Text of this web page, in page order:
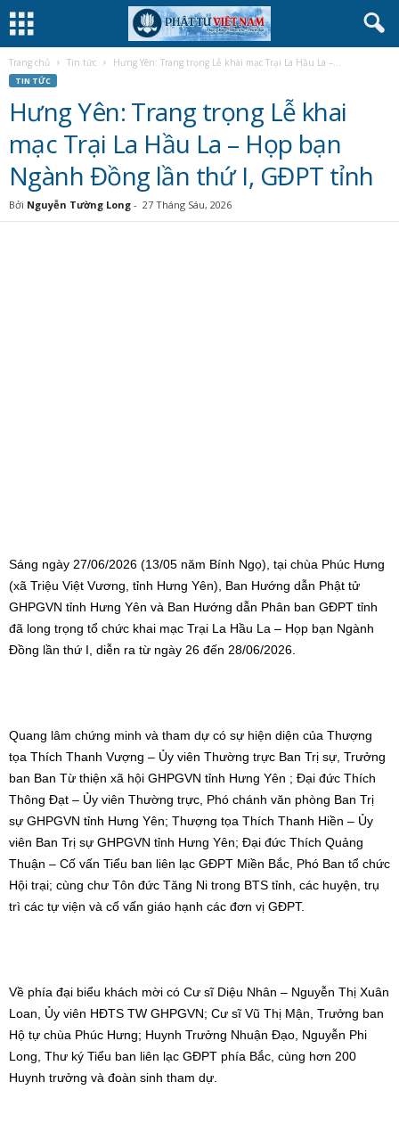
Trang chủ Tin tức Hưng Yên: Trang trọng Lễ khai mạc Trại La Hầu La –...
TIN TỨC
Hưng Yên: Trang trọng Lễ khai
mạc Trại La Hầu La – Họp bạn
Ngành Đồng lần thứ I, GĐPT tỉnh
Bởi Nguyễn Tường Long - 27 Tháng Sáu, 2026
Thông Đạt – Ủy viên Thường trực, Phó chánh văn phòng Ban Trị
sự GHPGVN tỉnh Hưng Yên; Thượng tọa Thích Thanh Hiền – Ủy
viên Ban Trị sự GHPGVN tỉnh Hưng Yên; Đại đức Thích Quảng
Thuận – Cố vấn Tiểu ban liên lạc GĐPT Miền Bắc, Phó Ban tổ chức
Hội trại; cùng chư Tôn đức Tăng Ni trong BTS tỉnh, các huyện, trụ
Về phía đại biểu khách mời có Cư sĩ Diệu Nhân – Nguyễn Thị Xuân
Loan, Ủy viên HĐTS TW GHPGVN; Cư sĩ Vũ Thị Mận, Trưởng ban
Hộ tự chùa Phúc Hưng; Huynh Trưởng Nhuận Đạo, Nguyễn Phi
Long, Thư ký Tiểu ban liên lạc GĐPT phía Bắc, cùng hơn 200
Huynh trưởng và đoàn sinh tham dự.
trường giáo dục lành mạnh, giúp các em Ngành Đồng rèn luyện kỹ
năng, đạo đức và trí tuệ theo gương hạnh Ngài La Hầu La. Ni sư
khuyến tấn Huynh trưởng nêu cao tinh thần trách nhiệm, các em
trại sinh nỗ lực tu tập, đoàn kết và thực hiện tốt nội quy. Ban Tổ
chức tin tưởng hội trại sẽ là dịp kết nối “tình lam”, góp phần xây